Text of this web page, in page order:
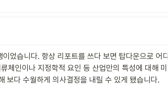
었습니다. 항상 리포트를 쓰다 보면 탑다운으로 어디
체인이나 지정학적 요인 등 산업만의 특성에 대해 미
보다 수월하게 의사결정을 내릴 수 있게 됐습니다.